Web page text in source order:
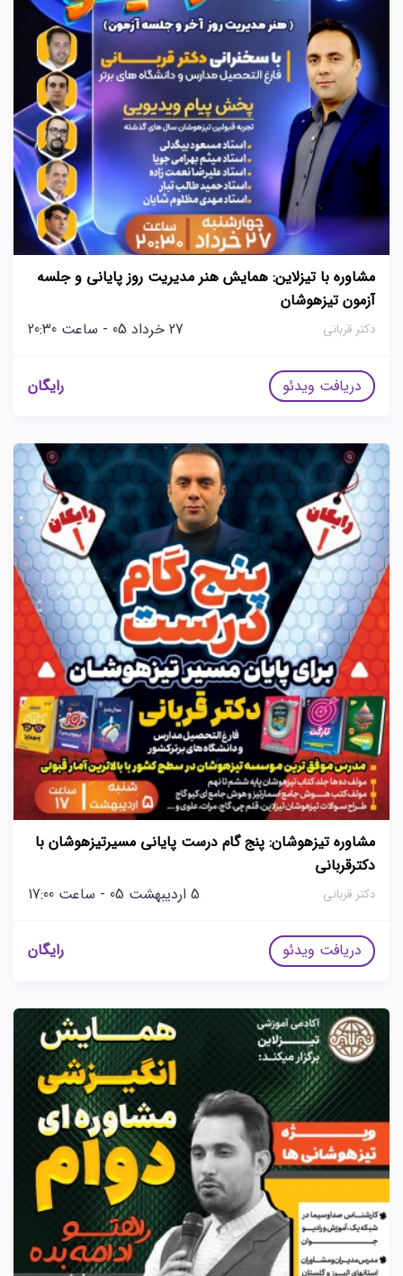
مشاوره با تیزلاین: همایش هنر مدیریت روز پایانی و جلسه
آزمون تیزهوشان
دکتر قربانی 27 خرداد 05 - ساعت 20:30
دریافت ویدئو رایگان
مشاوره تیزهوشان: پنج گام درست پایانی مسیرتیزهوشان با
دکترقربانی
دکتر قربانی 5 اردیبهشت 05 - ساعت 17:00
دریافت ویدئو رایگان